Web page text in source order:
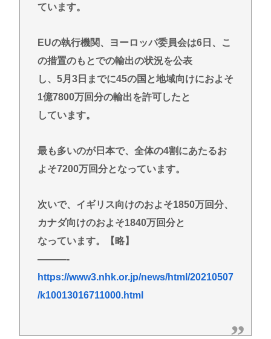
ています。
EUの執行機関、ヨーロッパ委員会は6日、こ
の措置のもとでの輸出の状況を公表
し、5月3日までに45の国と地域向けにおよそ
1億7800万回分の輸出を許可したと
しています。
最も多いのが日本で、全体の4割にあたるお
よそ7200万回分となっています。
次いで、イギリス向けのおよそ1850万回分、
カナダ向けのおよそ1840万回分と
なっています。【略】
———-
https://www3.nhk.or.jp/news/html/20210507
/k10013016711000.html